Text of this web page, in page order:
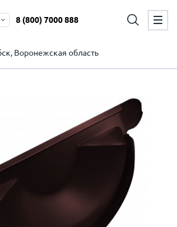
Воронежская область
8 (800) 7000 888